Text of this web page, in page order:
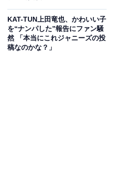
KAT-TUN上田竜也、かわいい子
を“ナンパした”報告にファン騒
然 「本当にこれジャニーズの投
稿なのかな？」